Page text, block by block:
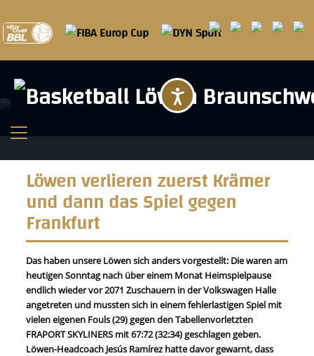
Löwen verlieren zuerst Krämer
und dann das Spiel gegen
Frankfurt
Das haben unsere Löwen sich anders vorgestellt: Die waren am
heutigen Sonntag nach über einem Monat Heimspielpause
endlich wieder vor 2071 Zuschauern in der Volkswagen Halle
angetreten und mussten sich in einem fehlerlastigen Spiel mit
vielen eigenen Fouls (29) gegen den Tabellenvorletzten
FRAPORT SKYLINERS mit 67:72 (32:34) geschlagen geben.
Löwen-Headcoach Jesús Ramírez hatte davor gewarnt, dass